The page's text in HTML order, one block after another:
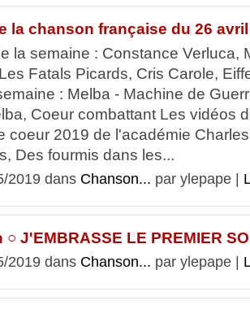
la chanson française du 26
la semaine : Constance Verluca,
Fatals Picards, Cris Carole,
: Melba - Machine de
Coeur combattant Les vidéos
coeur 2019 de l'académie
Des fourmis dans les...
2019 dans Chanson... par ylepape |
○ J'EMBRASSE LE PREMIER
2019 dans Chanson... par ylepape |